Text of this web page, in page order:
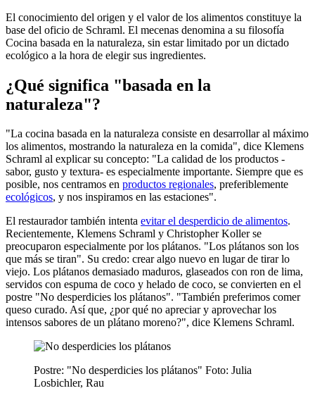
El conocimiento del origen y el valor de los alimentos constituye la
base del oficio de Schraml. El mecenas denomina a su filosofía
Cocina basada en la naturaleza, sin estar limitado por un dictado
ecológico a la hora de elegir sus ingredientes.
¿Qué significa "basada en la
naturaleza"?
"La cocina basada en la naturaleza consiste en desarrollar al máximo
los alimentos, mostrando la naturaleza en la comida", dice Klemens
Schraml al explicar su concepto: "La calidad de los productos -
sabor, gusto y textura- es especialmente importante. Siempre que es
posible, nos centramos en productos regionales, preferiblemente
ecológicos, y nos inspiramos en las estaciones".
El restaurador también intenta evitar el desperdicio de alimentos.
Recientemente, Klemens Schraml y Christopher Koller se
preocuparon especialmente por los plátanos. "Los plátanos son los
que más se tiran". Su credo: crear algo nuevo en lugar de tirar lo
viejo. Los plátanos demasiado maduros, glaseados con ron de lima,
servidos con espuma de coco y helado de coco, se convierten en el
postre "No desperdicies los plátanos". "También preferimos comer
queso curado. Así que, ¿por qué no apreciar y aprovechar los
intensos sabores de un plátano moreno?", dice Klemens Schraml.
Postre: "No desperdicies los plátanos" Foto: Julia
Losbichler, Rau